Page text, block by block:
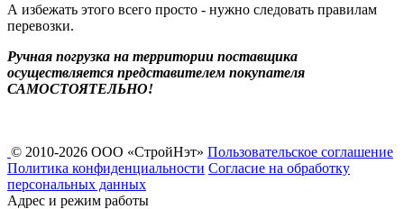
А избежать этого всего просто - нужно следовать правилам
перевозки.
Ручная погрузка на территории поставщика
осуществляется представителем покупателя
САМОСТОЯТЕЛЬНО!
© 2010-2026 ООО «СтройНэт» Пользовательское соглашение
Политика конфиденциальности Согласие на обработку
персональных данных
Адрес и режим работы